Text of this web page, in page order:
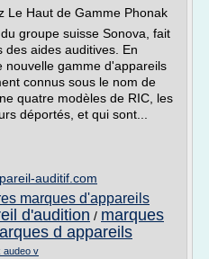
Le Haut de Gamme Phonak
groupe suisse Sonova, fait
des aides auditives. En
nouvelle gamme d'appareils
connus sous le nom de
quatre modèles de RIC, les
déportés, et qui sont...
auditif.com
marques d'appareils
d'audition / marques
d appareils
audeo v